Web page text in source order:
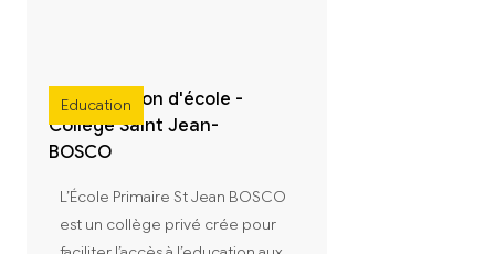
Education
Construction d'école -
Collège Saint Jean-
BOSCO
L’École Primaire St Jean BOSCO
est un collège privé crée pour